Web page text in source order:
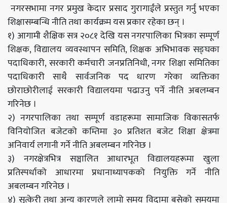
नगरसभामा नगर प्रमुख केदार प्रसाद गुरागाईंले प्रस्तुत गर्नु भएका
शिक्षासम्बन्धि नीति तथा कार्यक्रम यस प्रकार रहेका छन् ।
१) आगामी शैक्षिक सत्र २०८१ देखि यस नगरपालिका भित्रका सम्पूर्ण
शिक्षक, विद्यालय व्यवस्थापन समिति, शिक्षक अभिभावक सङ्घका
पदाधिकारी, सरकारी कर्मचारी जनप्रतिनिधी, नगर शिक्षा समितिका
पदाधिकारी साथै सार्वजनिक पद धारण गरेका व्यक्तिका
छोराछोरीलाई सरकारी विद्यालयमा पढाउनु पर्ने नीति अबलम्बन
गरिनेछ ।
२) नगरपालिका तथा सम्पूर्ण वडाहरूमा सामाजिक विकासतर्फ
विनियोजित बजेटको कम्तिमा ३० प्रतिशत बजेट शिक्षा क्षेत्रमा
अनिवार्य लगानी गर्ने नीति अबलम्बन गरिनेछ ।
३) नगरक्षेत्रभित्र सञ्चालित आधारभूत विद्यालयहरूमा खुला
प्रतिस्पर्धाको आधारमा प्रधानाध्यापकको नियुक्ति गर्ने नीति
अबलम्बन गरिनेछ ।
४) सुत्केरी तथा अन्य कारणले लामो समय विदामा बसेको समयमा